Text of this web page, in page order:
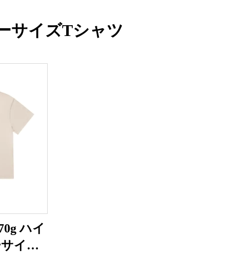
サイズTシャツ
ハイ
イズT